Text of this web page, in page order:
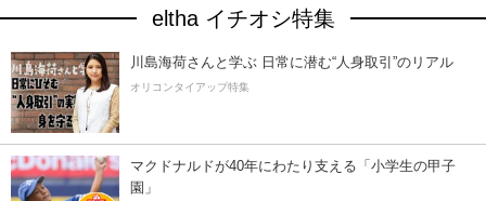
eltha イチオシ特集
川島海荷さんと学ぶ 日常に潜む“人身取引”のリアル
オリコンタイアップ特集
マクドナルドが40年にわたり支える「小学生の甲子
園」